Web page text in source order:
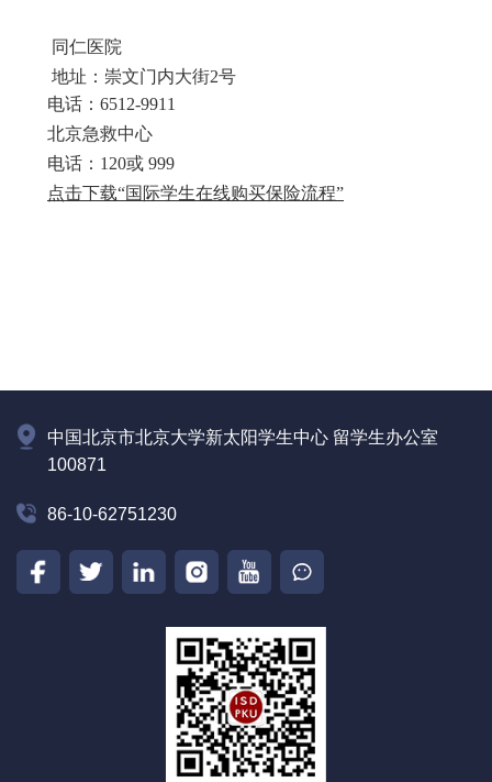
同仁医院
地址：崇文门内大街2号
电话：6512-9911
北京急救中心
电话：120或 999
点击下载“国际学生在线购买保险流程”
中国北京市北京大学新太阳学生中心 留学生办公室
100871
86-10-62751230